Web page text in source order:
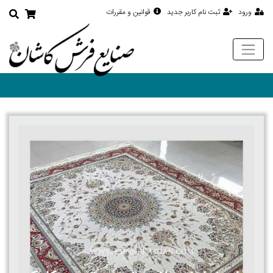
ورود ثبت نام کاربر جدید قوانین و مقررات